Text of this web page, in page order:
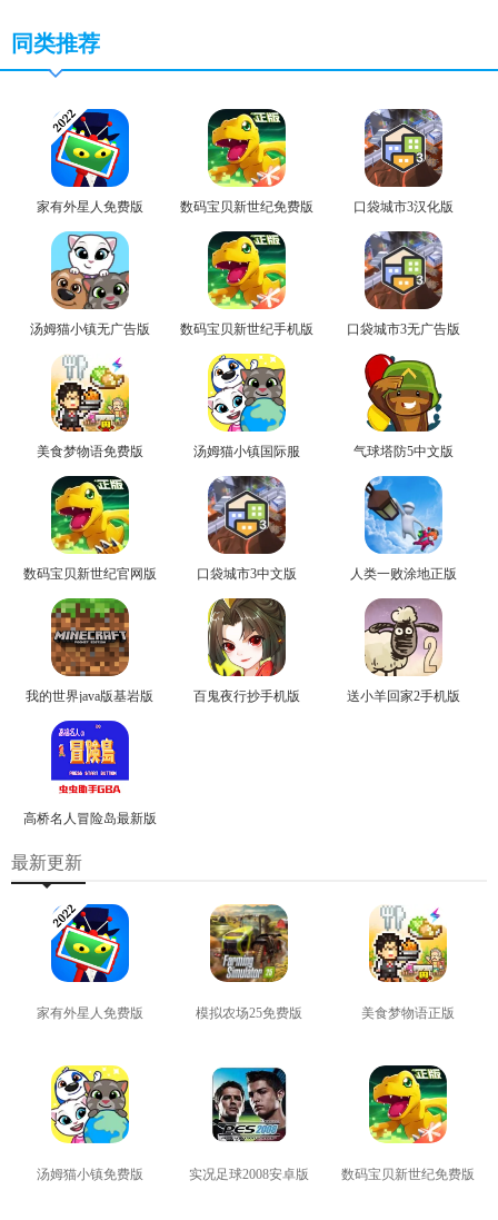
同类推荐
家有外星人免费版 数码宝贝新世纪免费版 口袋城市3汉化版
汤姆猫小镇无广告版 数码宝贝新世纪手机版 口袋城市3无广告版
美食梦物语免费版 汤姆猫小镇国际服 气球塔防5中文版
数码宝贝新世纪官网版 口袋城市3中文版 人类一败涂地正版
我的世界java版基岩版 百鬼夜行抄手机版 送小羊回家2手机版
高桥名人冒险岛最新版
最新更新
家有外星人免费版 模拟农场25免费版 美食梦物语正版
汤姆猫小镇免费版 实况足球2008安卓版 数码宝贝新世纪免费版